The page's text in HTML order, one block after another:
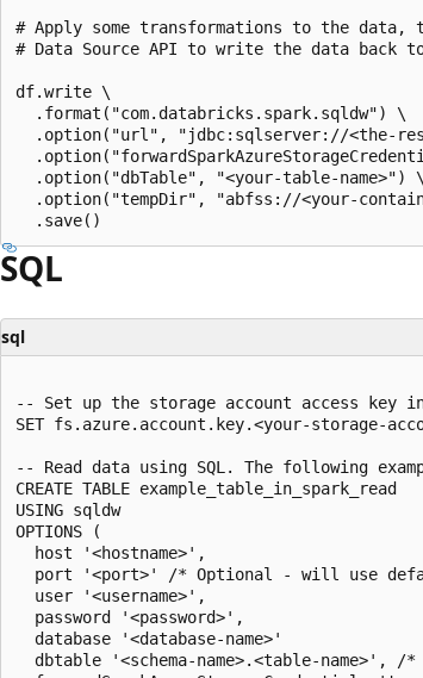
# Apply some transformations to the data,
# Data Source API to write the data back
df.write \
  .format("com.databricks.spark.sqldw") \
.option("url", "jdbc:sqlserver://<the-
  .option("dbTable", "<your-table-name>") \
.option("tempDir", "abfss://<your-
SQL
sql
-- Set up the storage account access key
SET fs.azure.account.key.<your-storage-
-- Read data using SQL. The following
CREATE TABLE example_table_in_spark_read
USING sqldw
OPTIONS (
  host '<hostname>',
port '<port>' /* Optional - will use
  user '<username>',
  password '<password>',
  database '<database-name>'
dbtable '<schema-name>.<table-name>', /